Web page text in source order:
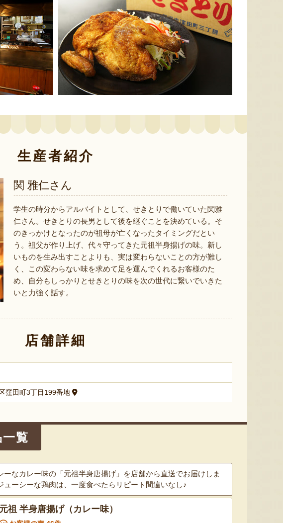
生産者紹介
関 雅仁さん
学生の時分からアルバイトとして、せきとりで働いていた関雅
仁さん。せきとりの長男として後を継ぐことを決めている。そ
のきっかけとなったのが祖母が亡くなったタイミングだとい
う。祖父が作り上げ、代々守ってきた元祖半身揚げの味。新し
いものを生み出すことよりも、実は変わらないことの方が難し
く、この変わらない味を求めて足を運んでくれるお客様のた
め、自分もしっかりとせきとりの味を次の世代に繋いでいきた
いと力強く話す。
店舗詳細
窪田町3丁目199番地
一覧
なカレー味の「元祖半身唐揚げ」を店舗から直送でお届けしま
ーシーな鶏肉は、一度食べたらリピート間違いなし♪
元祖 半身唐揚げ（カレー味）
秋なすは特に絶
性も抜群で
なす
直送！お盆などの贈答用にも
おすすめです。
『情熱野菜の太田農園』
す。「愛甘水」や「王秋」な
ど、旬の品種をお届けしま
す。
『くまの森ファーム』
[新潟県]
のソーセージ・
『へんじんもっこ』
8月8日 17:51 [兵庫県]
新潟県産 梨
8月8日 17:47 [新潟県]
流れ梅